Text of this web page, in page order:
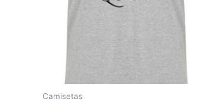
Camisetas